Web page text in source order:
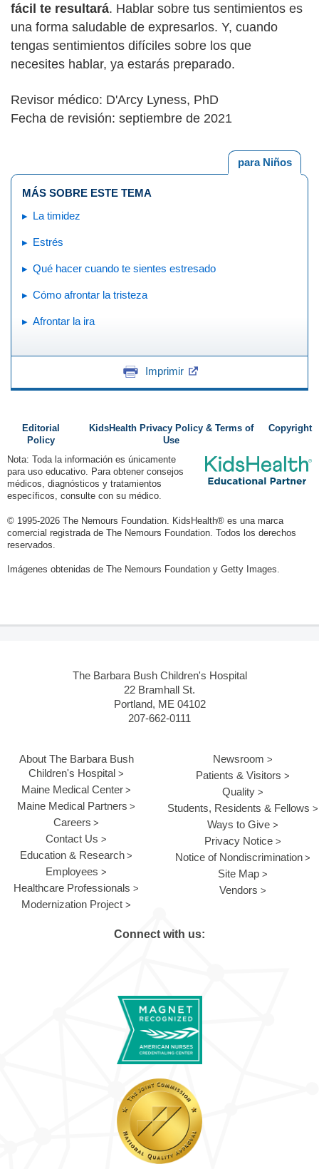
fácil te resultará. Hablar sobre tus sentimientos es
una forma saludable de expresarlos. Y, cuando
tengas sentimientos difíciles sobre los que
necesites hablar, ya estarás preparado.
Revisor médico: D'Arcy Lyness, PhD
Fecha de revisión: septiembre de 2021
para Niños
MÁS SOBRE ESTE TEMA
La timidez
Estrés
Qué hacer cuando te sientes estresado
Cómo afrontar la tristeza
Afrontar la ira
Imprimir
Editorial
Policy
KidsHealth Privacy Policy & Terms of
Use
Copyright
Nota: Toda la información es únicamente
para uso educativo. Para obtener consejos
médicos, diagnósticos y tratamientos
específicos, consulte con su médico.
© 1995-2026 The Nemours Foundation. KidsHealth® es una marca
comercial registrada de The Nemours Foundation. Todos los derechos
reservados.
Imágenes obtenidas de The Nemours Foundation y Getty Images.
The Barbara Bush Children's Hospital
22 Bramhall St.
Portland, ME 04102
207-662-0111
About The Barbara Bush
Children's Hospital
Maine Medical Center
Maine Medical Partners
Careers
Contact Us
Education & Research
Employees
Healthcare Professionals
Modernization Project
Newsroom
Patients & Visitors
Quality
Students, Residents & Fellows
Ways to Give
Privacy Notice
Notice of Nondiscrimination
Site Map
Vendors
Connect with us: